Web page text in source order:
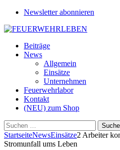
Newsletter abonnieren
Beiträge
News
Allgemein
Einsätze
Unternehmen
Feuerwehrlabor
Kontakt
(NEU) zum Shop
Suchen
nach:
StartseiteNewsEinsätze2 Arbeiter
Stromunfall ums Leben